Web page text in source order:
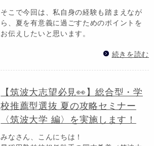
そこで今回は、私自身の経験も踏まえなが
ら、夏を有意義に過ごすためのポイントを
お伝えしたいと思います。
続きを読む
【筑波大志望必見👀】総合型・学
校推薦型選抜 夏の攻略セミナー
〈筑波大学 編〉を実施します！
みなさん、こんにちは！